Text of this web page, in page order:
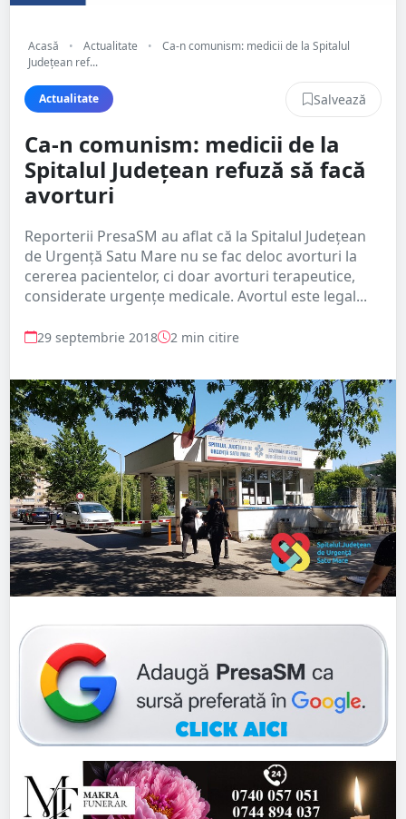
Acasă • Actualitate •
Ca-n comunism: medicii de la Spitalul
Județean ref...
Actualitate Salvează
Ca-n comunism: medicii de la
Spitalul Județean refuză să facă
avorturi
Reporterii PresaSM au aflat că la Spitalul Județean
de Urgență Satu Mare nu se fac deloc avorturi la
cererea pacientelor, ci doar avorturi terapeutice,
considerate urgențe medicale. Avortul este legal...
29 septembrie 2018 2 min citire